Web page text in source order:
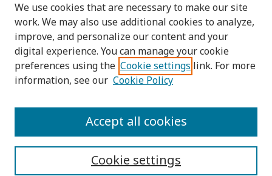
Browse
Collections
Disciplines
Authors
We use cookies that are necessary to make our site
work. We may also use additional cookies to analyze,
improve, and personalize our content and your
digital experience. You can manage your cookie
preferences using the Cookie settings link. For more
information, see our Cookie Policy
Cookie settings
Accept all cookies